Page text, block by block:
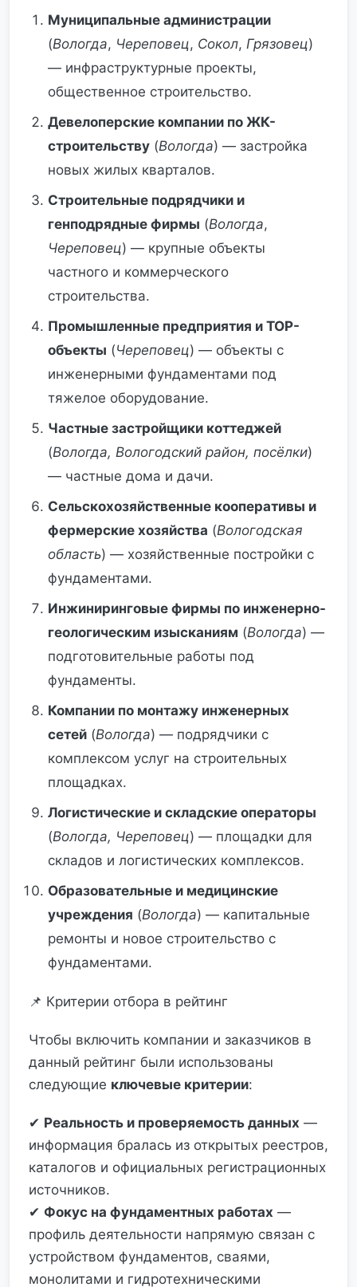
Муниципальные администрации
(Вологда, Череповец, Сокол, Грязовец)
— инфраструктурные проекты,
общественное строительство.
Девелоперские компании по ЖК-
строительству (Вологда) — застройка
новых жилых кварталов.
Строительные подрядчики и
генподрядные фирмы (Вологда,
Череповец) — крупные объекты
частного и коммерческого
строительства.
Промышленные предприятия и ТОР-
объекты (Череповец) — объекты с
инженерными фундаментами под
тяжелое оборудование.
Частные застройщики коттеджей
(Вологда, Вологодский район, посёлки)
— частные дома и дачи.
Сельскохозяйственные кооперативы и
фермерские хозяйства (Вологодская
область) — хозяйственные постройки с
фундаментами.
Инжиниринговые фирмы по инженерно-
геологическим изысканиям (Вологда) —
подготовительные работы под
фундаменты.
Компании по монтажу инженерных
сетей (Вологда) — подрядчики с
комплексом услуг на строительных
площадках.
Логистические и складские операторы
(Вологда, Череповец) — площадки для
складов и логистических комплексов.
Образовательные и медицинские
учреждения (Вологда) — капитальные
ремонты и новое строительство с
фундаментами.
📌 Критерии отбора в рейтинг
Чтобы включить компании и заказчиков в
данный рейтинг были использованы
следующие ключевые критерии:
✔ Реальность и проверяемость данных —
информация бралась из открытых реестров,
каталогов и официальных регистрационных
источников.
✔ Фокус на фундаментных работах —
профиль деятельности напрямую связан с
устройством фундаментов, сваями,
монолитами и гидротехническими